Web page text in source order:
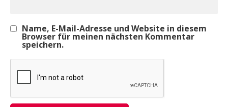
Name, E-Mail-Adresse und Website in diesem
Browser für meinen nächsten Kommentar
speichern.